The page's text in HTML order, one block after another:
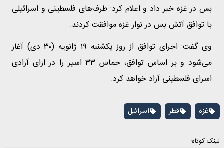
بس در غزه خبر داد و اعلام کرد: طرف‌های فلسطینی و اسرائیلی
با توافق آتش بس در نوار غزه موافقت کردند.
وی گفت: اجرای توافق از روز یکشنبه ۱۹ ژانویه (۳۰ دی) آغاز
می‌شود و بر اساس توافق، حماس ۳۳ اسیر را در ازای آزادی
اسرای فلسطینی آزاد خواهد کرد.
غزه قطر اسرائیل
لینک کوتاه: